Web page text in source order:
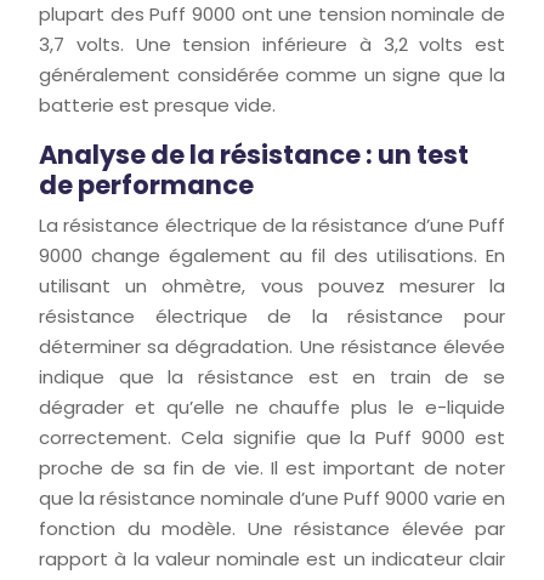
plupart des Puff 9000 ont une tension nominale de
3,7 volts. Une tension inférieure à 3,2 volts est
généralement considérée comme un signe que la
batterie est presque vide.
Analyse de la résistance : un test
de performance
La résistance électrique de la résistance d’une Puff
9000 change également au fil des utilisations. En
utilisant un ohmètre, vous pouvez mesurer la
résistance électrique de la résistance pour
déterminer sa dégradation. Une résistance élevée
indique que la résistance est en train de se
dégrader et qu’elle ne chauffe plus le e-liquide
correctement. Cela signifie que la Puff 9000 est
proche de sa fin de vie. Il est important de noter
que la résistance nominale d’une Puff 9000 varie en
fonction du modèle. Une résistance élevée par
rapport à la valeur nominale est un indicateur clair